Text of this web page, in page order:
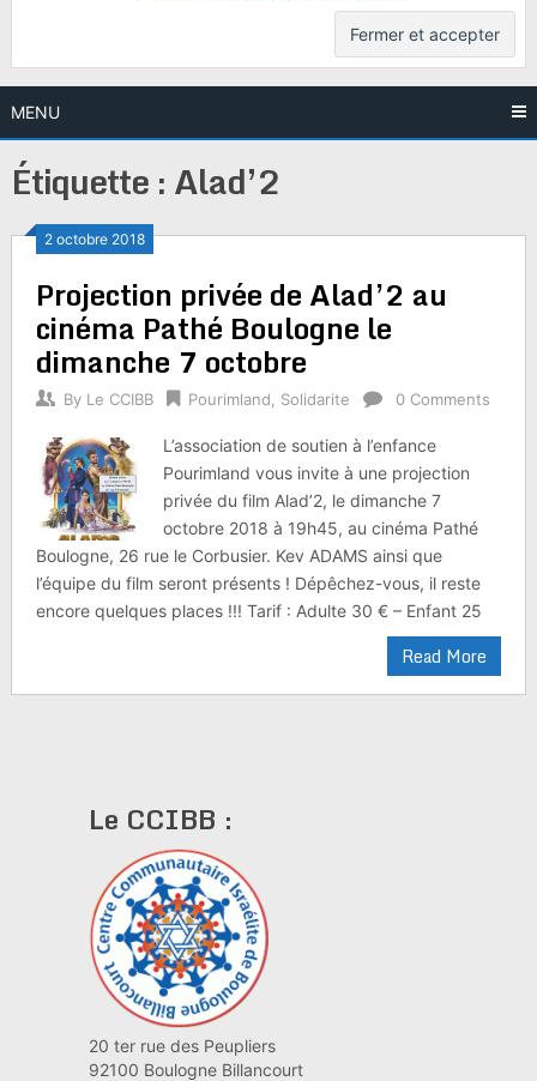
MENU
Étiquette :Alad’2
2 octobre 2018
Projection privée de Alad’2 au
cinéma Pathé Boulogne le
dimanche 7 octobre
By Le CCIBB Pourimland Solidarite 0 Comments
L’association de soutien à l’enfance
Pourimland vous invite à une projection
privée du film Alad’2, le dimanche 7
octobre 2018 à 19h45, au cinéma Pathé
Boulogne, 26 rue le Corbusier. Kev ADAMS ainsi que
l’équipe du film seront présents ! Dépêchez-vous, il reste
encore quelques places !!! Tarif : Adulte 30 € – Enfant 25
Read More
Le CCIBB :
20 ter rue des Peupliers
92100 Boulogne Billancourt